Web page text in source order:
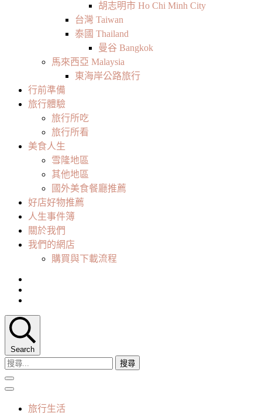
胡志明市 Ho Chi Minh City
台灣 Taiwan
泰國 Thailand
曼谷 Bangkok
馬來西亞 Malaysia
東海岸公路旅行
行前準備
旅行體驗
旅行所吃
旅行所看
美食人生
雪隆地區
其他地區
國外美食餐廳推薦
好店好物推薦
人生事件簿
關於我們
我們的網店
購買與下載流程
Search
搜
尋
關
旅行生活